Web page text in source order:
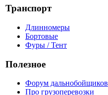
Транспорт
Длинномеры
Бортовые
Фуры / Тент
Полезное
Форум дальнобойщиков
Про грузоперевозки